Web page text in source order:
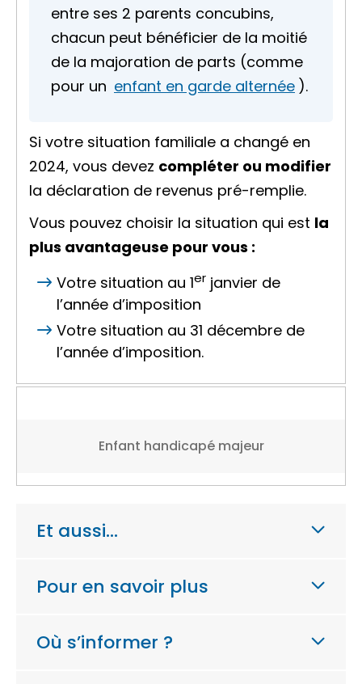
entre ses 2 parents concubins,
chacun peut bénéficier de la moitié
de la majoration de parts (comme
pour un enfant en garde alternée ).
Si votre situation familiale a changé en
2024, vous devez compléter ou modifier
la déclaration de revenus pré-remplie.
Vous pouvez choisir la situation qui est la
plus avantageuse pour vous :
Votre situation au 1er janvier de
l’année d’imposition
Votre situation au 31 décembre de
l’année d’imposition.
Enfant handicapé majeur
Et aussi…
Pour en savoir plus
Où s’informer ?